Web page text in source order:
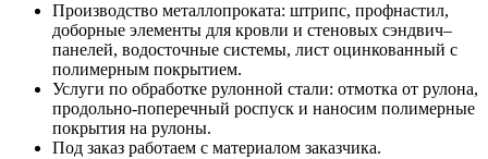
Производство металлопроката: штрипс, профнастил,
доборные элементы для кровли и стеновых сэндвич–
панелей, водосточные системы, лист оцинкованный с
полимерным покрытием.
Услуги по обработке рулонной стали: отмотка от рулона,
продольно-поперечный роспуск и наносим полимерные
покрытия на рулоны.
Под заказ работаем с материалом заказчика.